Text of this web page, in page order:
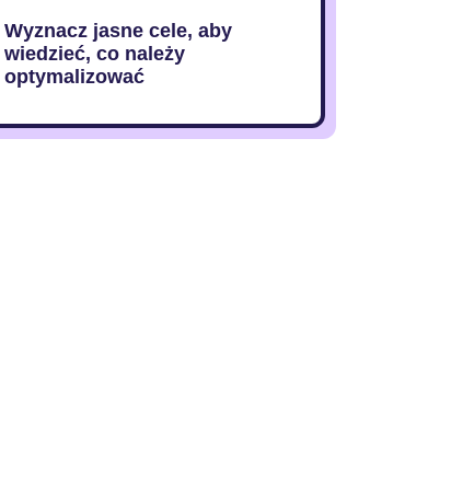
Wyznacz jasne cele, aby
wiedzieć, co należy
optymalizować